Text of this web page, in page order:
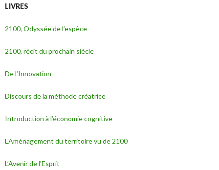
LIVRES
2100, Odyssée de l’espèce
2100, récit du prochain siècle
De l’Innovation
Discours de la méthode créatrice
Introduction à l’économie cognitive
L’Aménagement du territoire vu de 2100
L’Avenir de l’Esprit